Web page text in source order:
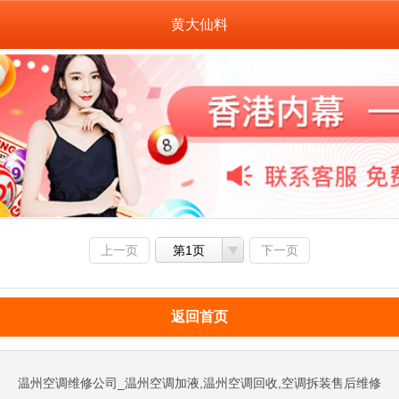
黄大仙料
上一页 第1页 下一页
返回首页
温州空调维修公司_温州空调加液,温州空调回收,空调拆装售后维修